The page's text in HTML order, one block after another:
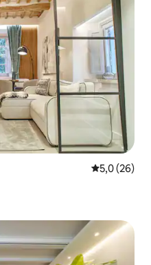
Prosječna
5,0 (26)